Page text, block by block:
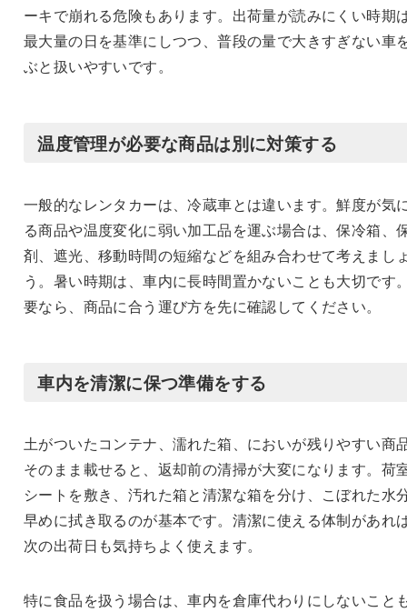
ーキで崩れる危険もあります。出荷量が読みにくい時期
最大量の日を基準にしつつ、普段の量で大きすぎない車
ぶと扱いやすいです。
温度管理が必要な商品は別に対策する
一般的なレンタカーは、冷蔵車とは違います。鮮度が気
る商品や温度変化に弱い加工品を運ぶ場合は、保冷箱、
剤、遮光、移動時間の短縮などを組み合わせて考えまし
う。暑い時期は、車内に長時間置かないことも大切です
要なら、商品に合う運び方を先に確認してください。
車内を清潔に保つ準備をする
土がついたコンテナ、濡れた箱、においが残りやすい商
そのまま載せると、返却前の清掃が大変になります。荷
シートを敷き、汚れた箱と清潔な箱を分け、こぼれた水
早めに拭き取るのが基本です。清潔に使える体制があれ
次の出荷日も気持ちよく使えます。
特に食品を扱う場合は、車内を倉庫代わりにしないこと